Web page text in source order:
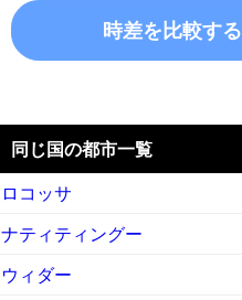
時差を比較する
同じ国の都市一覧
ロコッサ
ナティティングー
ウィダー